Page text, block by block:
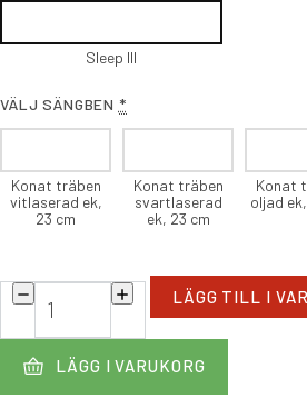
Sleep III
VÄLJ SÄNGBEN *
Konat träben
vitlaserad ek,
23 cm
Konat träben
svartlaserad
ek, 23 cm
Konat
oljad
Ambassadör+
ramsäng
mängd
LÄGG TILL I
LÄGG I VARUKORG